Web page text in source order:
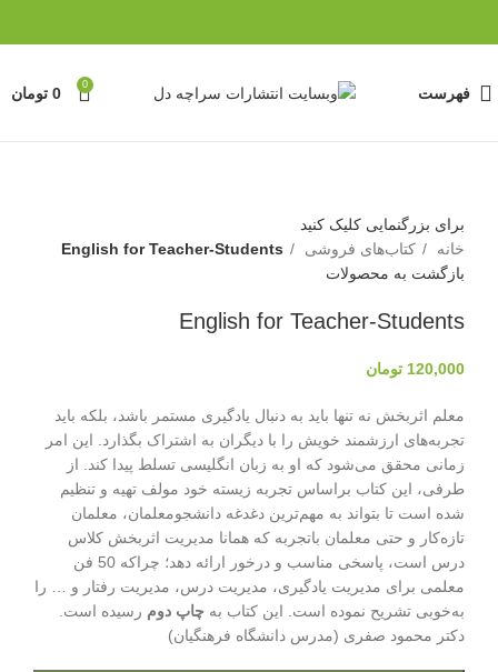
فهرست 0
0 تومان
برای بزرگنمایی کلیک کنید
خانه
کتاب‌های فروشی
English for Teacher-Students
بازگشت به محصولات
English for Teacher-Students
120,000 تومان
معلم اثربخش نه تنها باید به دنبال یادگیری مستمر باشد، بلکه باید
تجربه‌های ارزشمند خویش را با دیگران به اشتراک بگذارد. این امر
زمانی محقق می‌شود که او به زبان انگلیسی تسلط پیدا کند. از
طرفی، این کتاب براساس تجربه زیسته خود مولف تهیه و تنظیم
شده است تا بتواند به مهم‌ترین دغدغه دانشجومعلمان، معلمان
تازه‌کار و حتی معلمان باتجربه که همانا مدیریت اثربخش کلاس
درس است، پاسخی مناسب و درخور ارائه دهد؛ چراکه 50 فن
معلمی برای مدیریت یادگیری، مدیریت درس، مدیریت رفتار و … را
به‌خوبی تشریح نموده است. این کتاب به چاپ دوم رسیده است.
دکتر محمود صفری (مدرس دانشگاه فرهنگیان)